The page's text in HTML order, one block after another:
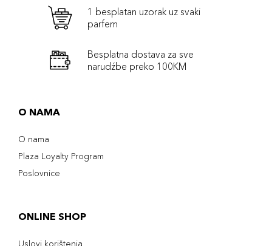
1 besplatan uzorak uz svaki
parfem
Besplatna dostava za sve
narudźbe preko 100KM
O NAMA
O nama
Plaza Loyalty Program
Poslovnice
ONLINE SHOP
Uslovi korištenja